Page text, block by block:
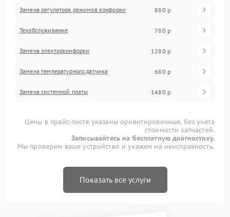
Замена регулятора режимов конфорки 880 р
Техобслуживание 780 р
Замена электроконфорки 1280 р
Замена температурного датчика 680 р
Замена системной платы 1480 р
Цены в прайс-листе указаны ориентировочные, без учета
стоимости запчастей.
Записывайтесь на бесплатную диагностику.
Мы проверим ваше устройство и укажем на неисправность.
Показать все услуги